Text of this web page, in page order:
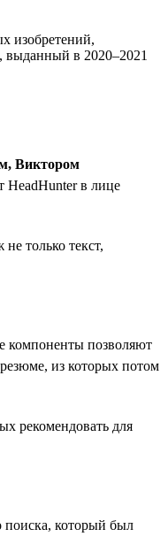
изобретений,
выданный в 2020–2021
Виктором
HeadHunter в лице
только текст,
компоненты позволяют
из которых потом
рекомендовать для
поиска, который был